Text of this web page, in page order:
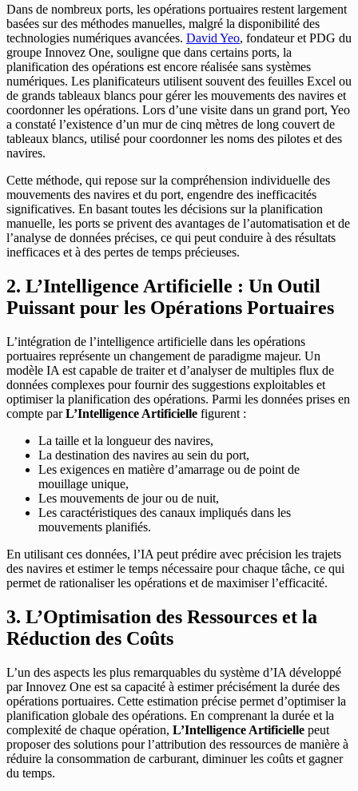
Dans de nombreux ports, les opérations portuaires restent largement
basées sur des méthodes manuelles, malgré la disponibilité des
technologies numériques avancées. David Yeo, fondateur et PDG du
groupe Innovez One, souligne que dans certains ports, la
planification des opérations est encore réalisée sans systèmes
numériques. Les planificateurs utilisent souvent des feuilles Excel ou
de grands tableaux blancs pour gérer les mouvements des navires et
coordonner les opérations. Lors d’une visite dans un grand port, Yeo
a constaté l’existence d’un mur de cinq mètres de long couvert de
tableaux blancs, utilisé pour coordonner les noms des pilotes et des
navires.
Cette méthode, qui repose sur la compréhension individuelle des
mouvements des navires et du port, engendre des inefficacités
significatives. En basant toutes les décisions sur la planification
manuelle, les ports se privent des avantages de l’automatisation et de
l’analyse de données précises, ce qui peut conduire à des résultats
inefficaces et à des pertes de temps précieuses.
2. L’Intelligence Artificielle : Un Outil
Puissant pour les Opérations Portuaires
L’intégration de l’intelligence artificielle dans les opérations
portuaires représente un changement de paradigme majeur. Un
modèle IA est capable de traiter et d’analyser de multiples flux de
données complexes pour fournir des suggestions exploitables et
optimiser la planification des opérations. Parmi les données prises en
compte parL’Intelligence Artificielle figurent :
La taille et la longueur des navires,
La destination des navires au sein du port,
Les exigences en matière d’amarrage ou de point de
mouillage unique,
Les mouvements de jour ou de nuit,
Les caractéristiques des canaux impliqués dans les
mouvements planifiés.
En utilisant ces données, l’IA peut prédire avec précision les trajets
des navires et estimer le temps nécessaire pour chaque tâche, ce qui
permet de rationaliser les opérations et de maximiser l’efficacité.
3. L’Optimisation des Ressources et la
Réduction des Coûts
L’un des aspects les plus remarquables du système d’IA développé
par Innovez One est sa capacité à estimer précisément la durée des
opérations portuaires. Cette estimation précise permet d’optimiser la
planification globale des opérations. En comprenant la durée et la
complexité de chaque opération, L’Intelligence Artificielle peut
proposer des solutions pour l’attribution des ressources de manière à
réduire la consommation de carburant, diminuer les coûts et gagner
du temps.